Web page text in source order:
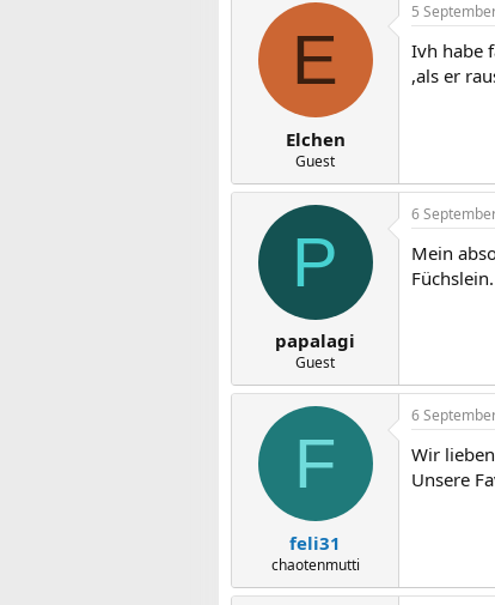
E
Elchen
Guest
5
Ivh habe
,als er
P
papalagi
Guest
6
Mein
F
feli31
chaotenmutti
6
Wir
Unsere